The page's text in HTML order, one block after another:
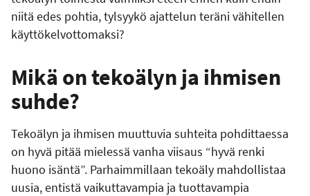
niitä edes pohtia, tylsyykö ajattelun teräni vähitellen
käyttökelvottomaksi?
Mikä on tekoälyn ja ihmisen
suhde?
Tekoälyn ja ihmisen muuttuvia suhteita pohdittaessa
on hyvä pitää mielessä vanha viisaus “hyvä renki
huono isäntä”. Parhaimmillaan tekoäly mahdollistaa
uusia, entistä vaikuttavampia ja tuottavampia